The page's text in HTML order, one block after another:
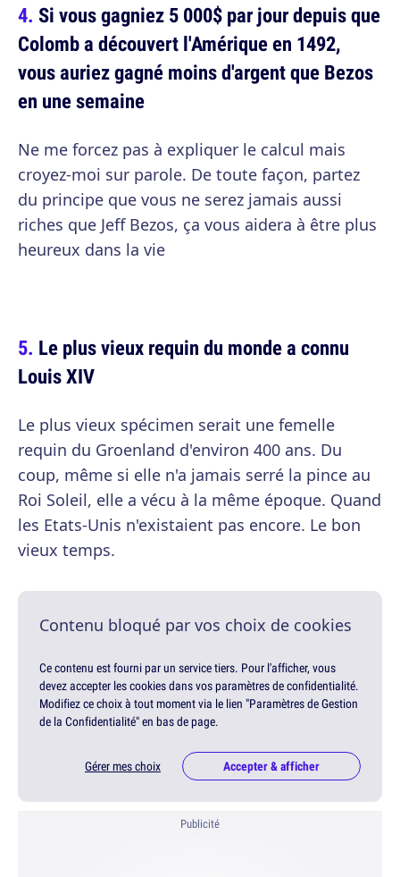
Si vous gagniez 5 000$ par jour depuis que
Colomb a découvert l'Amérique en 1492,
vous auriez gagné moins d'argent que Bezos
en une semaine
Ne me forcez pas à expliquer le calcul mais
croyez-moi sur parole. De toute façon, partez
du principe que vous ne serez jamais aussi
riches que Jeff Bezos, ça vous aidera à être plus
heureux dans la vie
Le plus vieux requin du monde a connu
Louis XIV
Le plus vieux spécimen serait une femelle
requin du Groenland d'environ 400 ans. Du
coup, même si elle n'a jamais serré la pince au
Roi Soleil, elle a vécu à la même époque. Quand
les Etats-Unis n'existaient pas encore. Le bon
vieux temps.
Contenu bloqué par vos choix de cookies
Ce contenu est fourni par un service tiers. Pour l'afficher, vous
devez accepter les cookies dans vos paramètres de confidentialité.
Modifiez ce choix à tout moment via le lien "Paramètres de Gestion
de la Confidentialité" en bas de page.
Gérer mes choix Accepter & afficher
Publicité